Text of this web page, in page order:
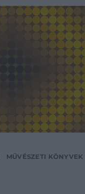
MŰVÉSZETI KÖNYVEK